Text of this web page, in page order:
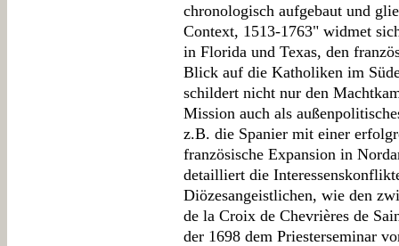
chronologisch aufgebaut und
Context, 1513-1763" widmet
in Florida und Texas, den
Blick auf die Katholiken im
schildert nicht nur den
Mission auch als
z.B. die Spanier mit einer
französische Expansion in
detailliert die
Diözesangeistlichen, wie den
de la Croix de Chevrières de
der 1698 dem Priesterseminar